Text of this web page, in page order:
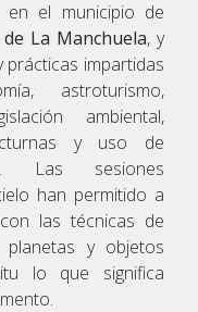
el municipio de
La Manchuela, y
impartidas
astroturismo,
ambiental,
y uso de
Las sesiones
han permitido a
las técnicas de
planetas y objetos
lo que significa